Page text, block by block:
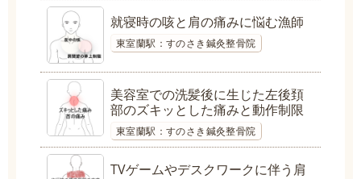
就寝時の咳と肩の痛みに悩む漁師
東室蘭駅：すのさき鍼灸整骨院
美容室での洗髪後に生じた左後頚
部のズキッとした痛みと動作制限
東室蘭駅：すのさき鍼灸整骨院
TVゲームやデスクワークに伴う肩